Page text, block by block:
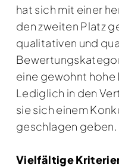
hat sich mit einer
den zweiten Platz
qualitativen und
eine gewohnt
Lediglich in den
sie sich einem
geschlagen geben.
Vielfältige